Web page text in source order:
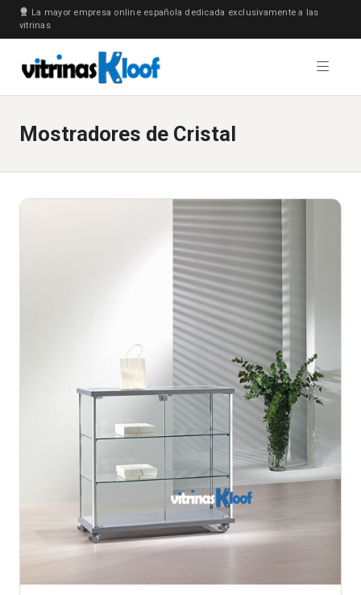
La mayor empresa online española dedicada exclusivamente a las
vitrinas
Mostradores de Cristal